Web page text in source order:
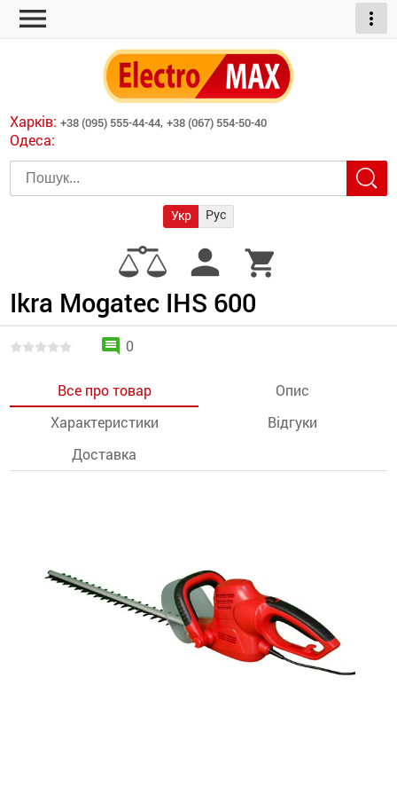
menu more_vert
Харків: +38 (095) 555-44-44, +38 (067) 554-50-40
Одеса:
Укр Рус
person shopping_cart
обігрівачі
машини
для
Ikra Mogatec IHS 600
comment 0
Все про товар
Опис
Характеристики
Відгуки
Доставка